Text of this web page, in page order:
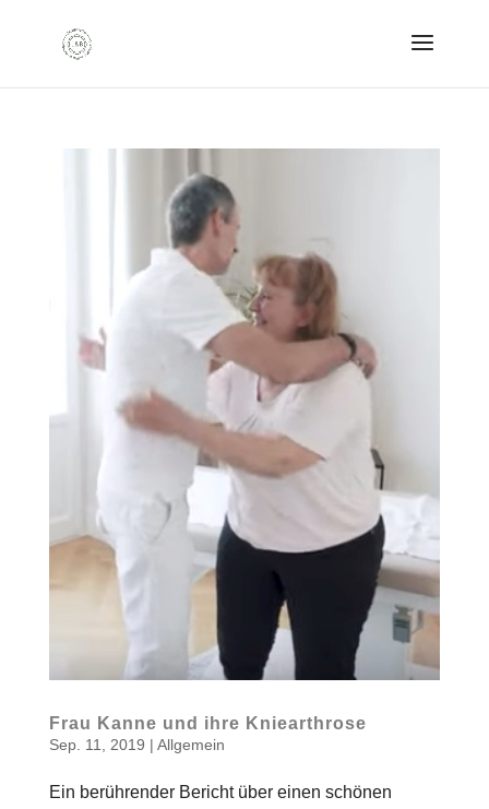
Frau Kanne und ihre Kniearthrose
Sep. 11, 2019 | Allgemein
Ein berührender Bericht über einen schönen